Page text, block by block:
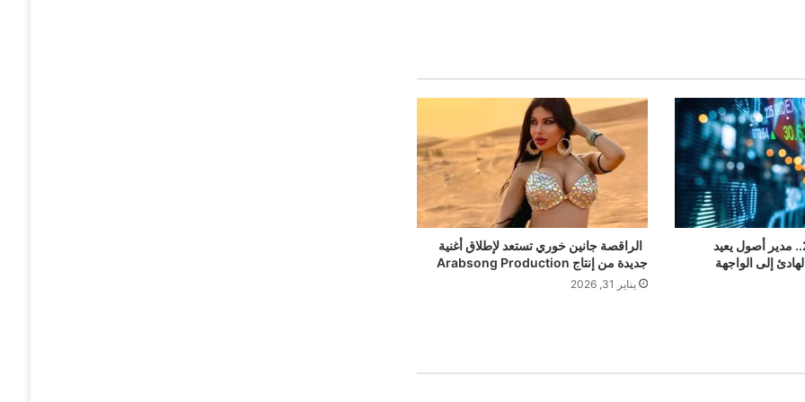
ق
ع
إ
خ
ب
ا
ر
ي
يُ
ع
دّ
بلا خسارة منذ 2008.. مدير أصول يعيد
إلى الواجهة
الراقصة جانين خوري تستعد لإطلاق أغنية
جديدة من إنتاج Arabsong Production
يناير 31, 2026